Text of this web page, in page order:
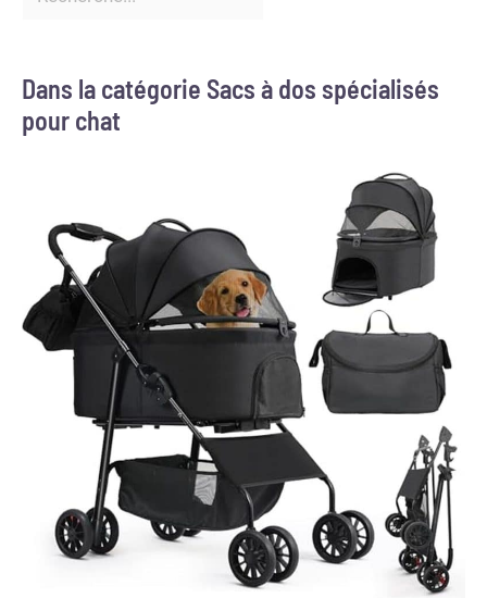
Dans la catégorie Sacs à dos spécialisés
pour chat